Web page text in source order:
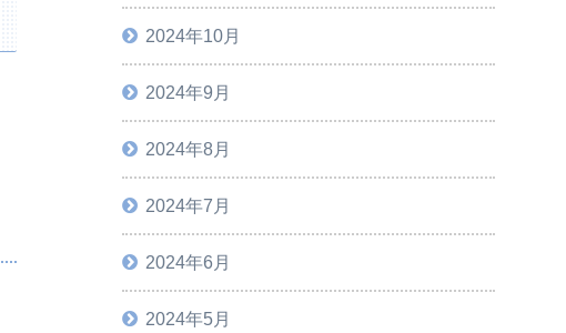
2024年10月
2024年9月
2024年8月
2024年7月
2024年6月
2024年5月